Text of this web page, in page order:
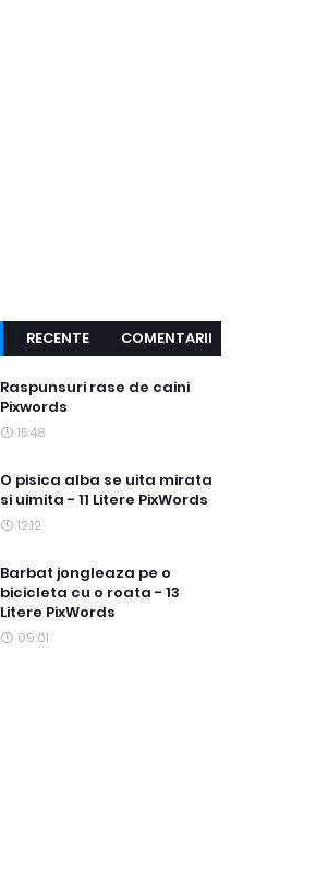
RECENTE COMENTARII
Raspunsuri rase de caini
Pixwords
15:48
O pisica alba se uita mirata
si uimita - 11 Litere PixWords
12:12
Barbat jongleaza pe o
bicicleta cu o roata - 13
Litere PixWords
09:01